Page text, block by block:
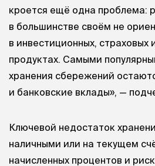
кроется ещё одна проблема:
в большинстве своём не
в инвестиционных, страховых
продуктах. Самыми
хранения сбережений
и банковские вклады», —
Ключевой недостаток
наличными или на текущем
начисленных процентов и